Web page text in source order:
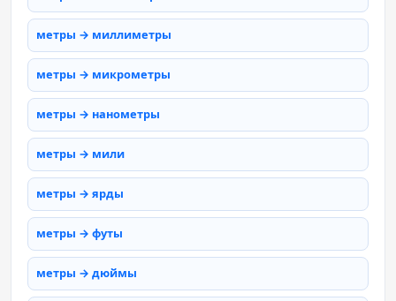
метры → миллиметры
метры → микрометры
метры → нанометры
метры → мили
метры → ярды
метры → футы
метры → дюймы